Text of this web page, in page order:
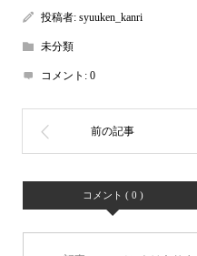
投稿者: syuuken_kanri
未分類
コメント: 0
コメント ( 0 )